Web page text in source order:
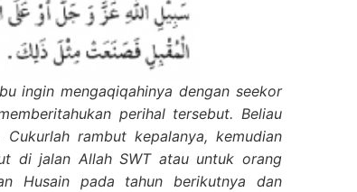
ingin mengaqiqahinya dengan seekor
perihal tersebut. Beliau
rambut kepalanya, kemudian
di jalan Allah SWT atau untuk orang
Husain pada tahun berikutnya dan